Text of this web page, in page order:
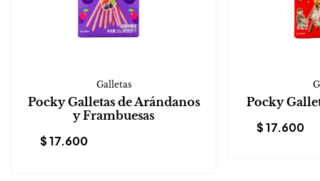
Galletas
Pocky Galletas de Arándanos
y Frambuesas
$17.600
Pocky
$17.600